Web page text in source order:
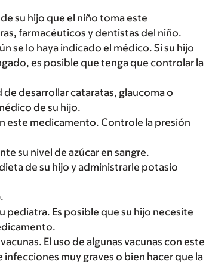
su hijo que el niño toma este
farmacéuticos y dentistas del niño.
se lo haya indicado el médico. Si su hijo
es posible que tenga que controlar la
desarrollar cataratas, glaucoma o
de su hijo.
este medicamento. Controle la presión
su nivel de azúcar en sangre.
de su hijo y administrarle potasio
pediatra. Es posible que su hijo necesite
El uso de algunas vacunas con este
muy graves o bien hacer que la